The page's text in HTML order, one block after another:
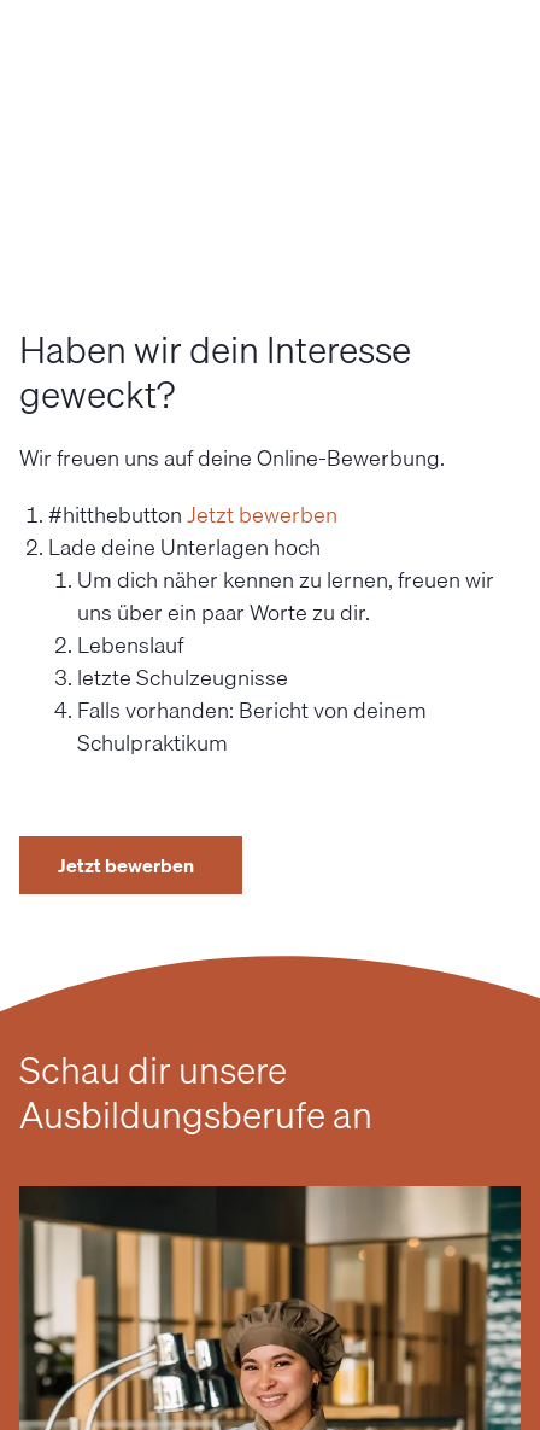
Haben wir dein Interesse
geweckt?
Wir freuen uns auf deine Online-Bewerbung.
#hitthebuttonJetzt bewerben
Lade deine Unterlagen hoch
Um dich näher kennen zu lernen, freuen wir
uns über ein paar Worte zu dir.
Lebenslauf
letzte Schulzeugnisse
Falls vorhanden: Bericht von deinem
Schulpraktikum
Jetzt bewerben
Schau dir unsere
Ausbildungsberufe an